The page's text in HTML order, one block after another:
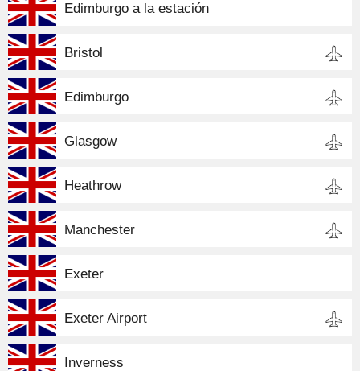
Edimburgo a la estación
Bristol
Edimburgo
Glasgow
Heathrow
Manchester
Exeter
Exeter Airport
Inverness